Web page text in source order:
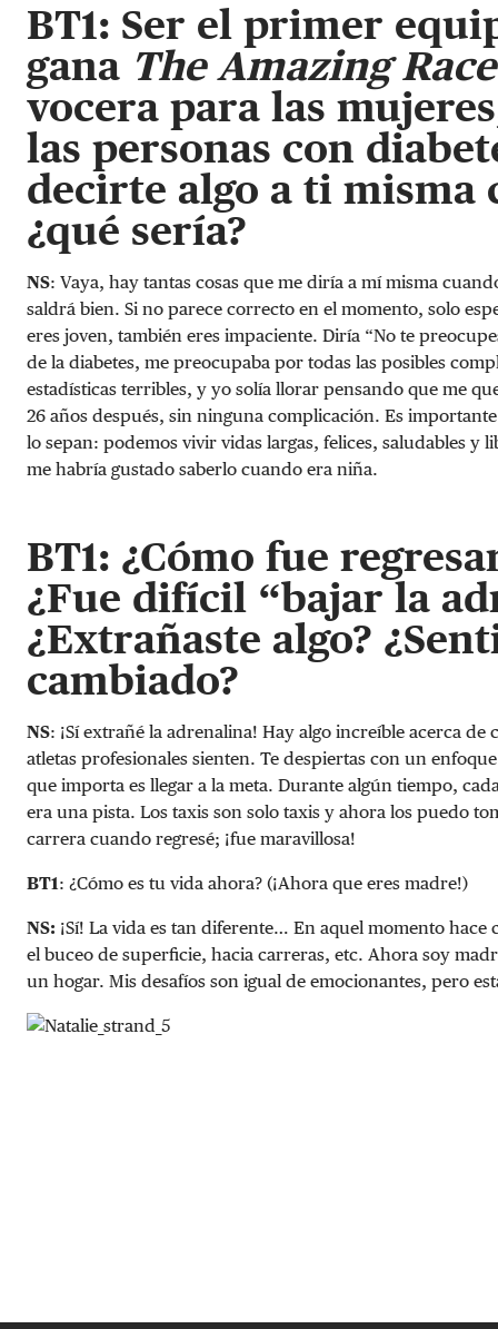
BT1: Ser el primer
gana The Amazing
vocera para las
las personas con
decirte algo a ti misma
¿qué sería?
NS: Vaya, hay tantas cosas que me diría a mí misma
saldrá bien. Si no parece correcto en el momento, solo
eres joven, también eres impaciente. Diría “No te
de la diabetes, me preocupaba por todas las posibles
estadísticas terribles, y yo solía llorar pensando que me
26 años después, sin ninguna complicación. Es
lo sepan: podemos vivir vidas largas, felices, saludables y
me habría gustado saberlo cuando era niña.
BT1: ¿Cómo fue
¿Fue difícil “bajar la
¿Extrañaste algo?
cambiado?
NS: ¡Sí extrañé la adrenalina! Hay algo increíble acerca
atletas profesionales sienten. Te despiertas con un
que importa es llegar a la meta. Durante algún tiempo,
era una pista. Los taxis son solo taxis y ahora los puedo
carrera cuando regresé; ¡fue maravillosa!
BT1: ¿Cómo es tu vida ahora? (¡Ahora que eres madre!)
NS: ¡Sí! La vida es tan diferente… En aquel momento
el buceo de superficie, hacia carreras, etc. Ahora soy
un hogar. Mis desafíos son igual de emocionantes, pero